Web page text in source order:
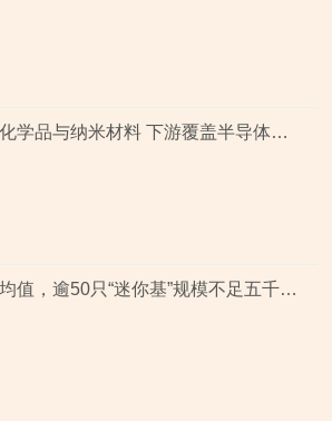
中润新材：辅导十三期主营电子化学品与纳米材料 下游覆盖半导体与新能源电池赛道
基金经理平均任职年限高于行业均值，逾50只“迷你基”规模不足五千万元，半导体及芯片领涨背后相关主题新发基金或“寥寥”